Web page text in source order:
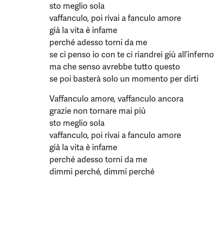
sto meglio sola
vaffanculo, poi rivai a fanculo amore
già la vita è infame
perché adesso torni da me
se ci penso io con te ci riandrei giù all’inferno
ma che senso avrebbe tutto questo
se poi basterà solo un momento per dirti
Vaffanculo amore, vaffanculo ancora
grazie non tornare mai più
sto meglio sola
vaffanculo, poi rivai a fanculo amore
già la vita è infame
perché adesso torni da me
dimmi perché, dimmi perché